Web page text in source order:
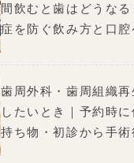
間飲むと歯はどうな
症を防ぐ飲み方と口腔
歯周外科・歯周組織
したいとき｜予約時に
持ち物・初診から手